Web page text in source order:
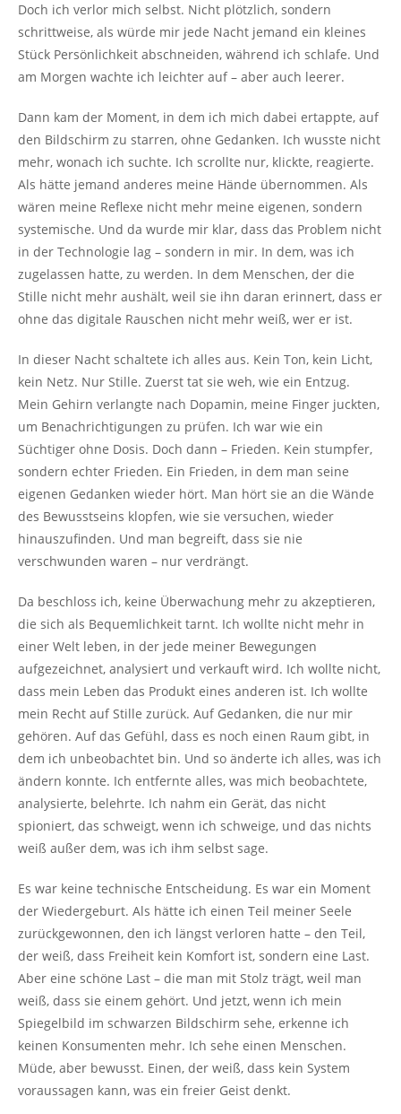
Doch ich verlor mich selbst. Nicht plötzlich, sondern
schrittweise, als würde mir jede Nacht jemand ein kleines
Stück Persönlichkeit abschneiden, während ich schlafe. Und
am Morgen wachte ich leichter auf – aber auch leerer.
Dann kam der Moment, in dem ich mich dabei ertappte, auf
den Bildschirm zu starren, ohne Gedanken. Ich wusste nicht
mehr, wonach ich suchte. Ich scrollte nur, klickte, reagierte.
Als hätte jemand anderes meine Hände übernommen. Als
wären meine Reflexe nicht mehr meine eigenen, sondern
systemische. Und da wurde mir klar, dass das Problem nicht
in der Technologie lag – sondern in mir. In dem, was ich
zugelassen hatte, zu werden. In dem Menschen, der die
Stille nicht mehr aushält, weil sie ihn daran erinnert, dass er
ohne das digitale Rauschen nicht mehr weiß, wer er ist.
In dieser Nacht schaltete ich alles aus. Kein Ton, kein Licht,
kein Netz. Nur Stille. Zuerst tat sie weh, wie ein Entzug.
Mein Gehirn verlangte nach Dopamin, meine Finger juckten,
um Benachrichtigungen zu prüfen. Ich war wie ein
Süchtiger ohne Dosis. Doch dann – Frieden. Kein stumpfer,
sondern echter Frieden. Ein Frieden, in dem man seine
eigenen Gedanken wieder hört. Man hört sie an die Wände
des Bewusstseins klopfen, wie sie versuchen, wieder
hinauszufinden. Und man begreift, dass sie nie
verschwunden waren – nur verdrängt.
Da beschloss ich, keine Überwachung mehr zu akzeptieren,
die sich als Bequemlichkeit tarnt. Ich wollte nicht mehr in
einer Welt leben, in der jede meiner Bewegungen
aufgezeichnet, analysiert und verkauft wird. Ich wollte nicht,
dass mein Leben das Produkt eines anderen ist. Ich wollte
mein Recht auf Stille zurück. Auf Gedanken, die nur mir
gehören. Auf das Gefühl, dass es noch einen Raum gibt, in
dem ich unbeobachtet bin. Und so änderte ich alles, was ich
ändern konnte. Ich entfernte alles, was mich beobachtete,
analysierte, belehrte. Ich nahm ein Gerät, das nicht
spioniert, das schweigt, wenn ich schweige, und das nichts
weiß außer dem, was ich ihm selbst sage.
Es war keine technische Entscheidung. Es war ein Moment
der Wiedergeburt. Als hätte ich einen Teil meiner Seele
zurückgewonnen, den ich längst verloren hatte – den Teil,
der weiß, dass Freiheit kein Komfort ist, sondern eine Last.
Aber eine schöne Last – die man mit Stolz trägt, weil man
weiß, dass sie einem gehört. Und jetzt, wenn ich mein
Spiegelbild im schwarzen Bildschirm sehe, erkenne ich
keinen Konsumenten mehr. Ich sehe einen Menschen.
Müde, aber bewusst. Einen, der weiß, dass kein System
voraussagen kann, was ein freier Geist denkt.